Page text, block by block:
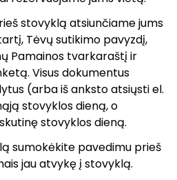
stovyklą atsiunčiame jums
Tėvų sutikimo pavyzdį,
Pamainos tvarkaraštį ir
Visus dokumentus
(arba iš anksto atsiųsti el.
stovyklos dieną, o
stovyklos dieną.
sumokėkite pavedimu prieš
jau atvykę į stovyklą.